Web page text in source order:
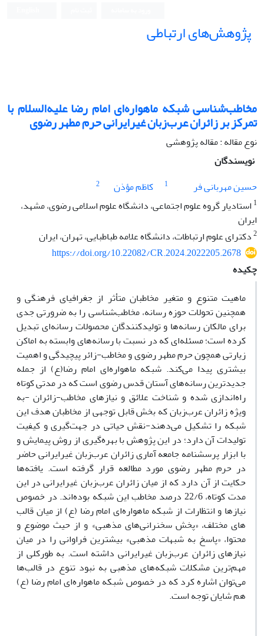
پژوهش‌های ارتباطی
مخاطب‌شناسی شبکه ماهواره‌ای امام رضا علیه‌السلام با
تمرکز بر زائران عرب‌زبان غیر‌ایرانی حرم مطهر رضوی
نوع مقاله : مقاله پژوهشی
نویسندگان
حسین مهربانی فر
1 کاظم مؤذن
2
1 استادیار گروه علوم اجتماعی، دانشگاه علوم اسلامی رضوی، مشهد،
ایران
2دکترای علوم ارتباطات، دانشگاه علامه طباطبایی، تهران، ایران
https://doi.org/10.22082/CR.2024.2022205.2678
چکیده
ماهیت متنوع و متغیر مخاطبان متأثر از جغرافیای فرهنگی و
همچنین تحولات حوزه رسانه، مخاطب‌شناسی را به ضرورتی جدی
برای مالکان رسانه‌ها و تولیدکنندگان محصولات رسانه‌ای تبدیل
کرده است؛ مسئله‌ای که در نسبت با رسانه‌های وابسته به اماکن
زیارتی همچون حرم مطهر رضوی و مخاطب-زائر پیچیدگی و اهمیت
بیشتری پیدا می‌کند. شبکه ماهواره‌ای امام رضا(ع) از جمله
جدیدترین رسانه‌های آستان قدس رضوی است که در مدتی کوتاه
راه‌اندازی شده و شناخت علائق و نیازهای مخاطب-زائران -به
ویژه زائران عرب‌زبان که بخش قابل توجهی از مخاطبان هدف این
شبکه را تشکیل می‌دهند-نقش حیاتی در جهت‌گیری و کیفیت
تولیدات آن دارد؛ در این پژوهش با بهره‌گیری از روش پیمایش و
با ابزار پرسشنامه جامعه آماری زائران عرب­‌زبان غیرایرانی حاضر
در حرم مطهر رضوی مورد مطالعه قرار گرفته است. یافته‌ها
حکایت از آن دارد که از میان زائران عرب‌زبان غیرایرانی در این
مدت کوتاه، 22/6 درصد مخاطب این شبکه بوده‌اند. در خصوص
نیازها و انتظارات از شبکه ماهواره‌ای امام رضا (ع) از میان قالب­‌
های مختلف، «پخش سخنرانی­‌های مذهبی» و از حیث موضوع و
محتوا، «پاسخ به شبهات مذهبی» بیشترین فراوانی را در میان
نیازهای زائران عرب‌زبان غیر‌ایرانی داشته است. به طورکلی از
مهم‌ترین مشکلات شبکه‌های مذهبی به نبود تنوع در قالب‌ها
می‌توان اشاره کرد که در خصوص شبکه ماهواره‌ای امام رضا (ع)
هم شایان توجه است.